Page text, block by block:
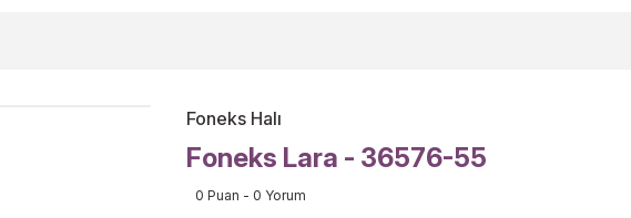
Foneks Halı
Foneks Lara - 36576-55
0 Puan - 0 Yorum